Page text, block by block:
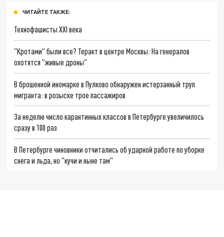
ЧИТАЙТЕ ТАКЖЕ:
Технофашисты XXI века
"Кротами" были все? Теракт в центре Москвы: На генералов
охотятся "живые дроны"
В брошенной иномарке в Пулково обнаружен истерзанный труп
мигранта: в розыске трое пассажиров
За неделю число карантинных классов в Петербурге увеличилось
сразу в 100 раз
В Петербурге чиновники отчитались об ударной работе по уборке
снега и льда, но "кучи и ныне там"